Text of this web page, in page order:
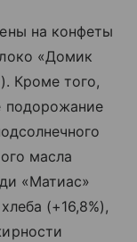
на конфеты
«Домик
Кроме того,
подорожание
масла
«Матиас»
(+16,8%),